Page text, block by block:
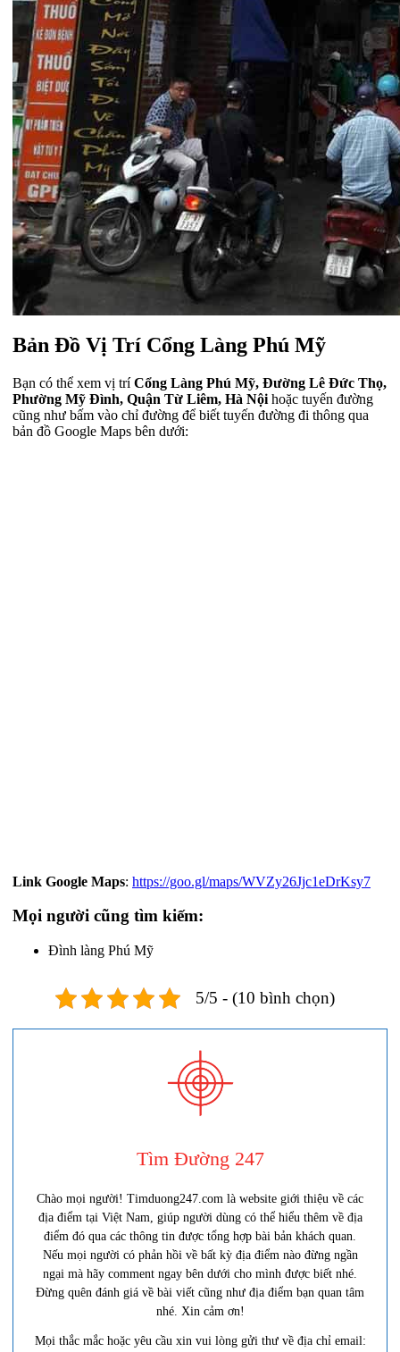
Bản Đồ Vị Trí Cổng Làng Phú Mỹ
Bạn có thể xem vị tríCổng Làng Phú Mỹ, Đường Lê Đức Thọ,
Phường Mỹ Đình, Quận Từ Liêm, Hà Nội hoặc tuyến đường
cũng như bấm vào chỉ đường để biết tuyến đường đi thông qua
bản đồ Google Maps bên dưới:
Link Google Maps: https://goo.gl/maps/WVZy26Jjc1eDrKsy7
Mọi người cũng tìm kiếm:
Đình làng Phú Mỹ
5/5 - (10 bình chọn)
Tìm Đường 247
Chào mọi người! Timduong247.com là website giới thiệu về các
địa điểm tại Việt Nam, giúp người dùng có thể hiểu thêm về địa
điểm đó qua các thông tin được tổng hợp bài bản khách quan.
Nếu mọi người có phản hồi về bất kỳ địa điểm nào đừng ngần
ngại mà hãy comment ngay bên dưới cho mình được biết nhé.
Đừng quên đánh giá về bài viết cũng như địa điểm bạn quan tâm
nhé. Xin cảm ơn!
Mọi thắc mắc hoặc yêu cầu xin vui lòng gửi thư về địa chỉ email: